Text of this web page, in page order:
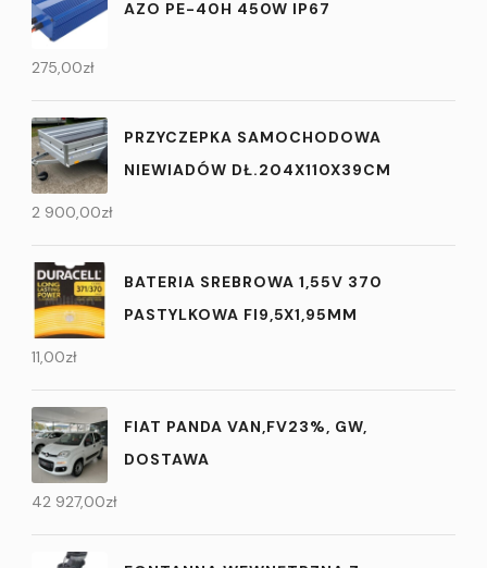
AZO PE-40H 450W IP67
275,00zł
PRZYCZEPKA SAMOCHODOWA
NIEWIADÓW DŁ.204X110X39CM
2 900,00zł
BATERIA SREBROWA 1,55V 370
PASTYLKOWA FI9,5X1,95MM
11,00zł
FIAT PANDA VAN,FV23%, GW,
DOSTAWA
42 927,00zł